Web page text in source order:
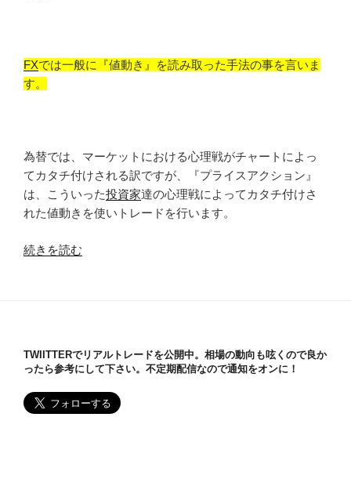
FXでは一般に『値動き』を読み取った手法の事を言いま
す。
為替では、マーケットにおける心理戦がチャートによっ
てカタチ付けされる訳ですが、『プライスアクション』
は、こういった投資家達の心理戦によってカタチ付けさ
れた値動きを使いトレードを行います。
“FX
ス
ク
続きを読む
TWIITTERでリアルトレードを公開中。相場の動向も呟くので良か
ったら参考にして下さい。不定期配信なので通知をオンに！